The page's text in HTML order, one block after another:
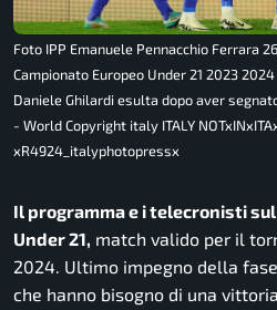
Foto IPP Emanuele Pennacchio Ferrara
Campionato Europeo Under 21 2023
Daniele Ghilardi esulta dopo aver
- World Copyright italy ITALY
xR4924_italyphotopressx
Il programma e i telecronisti
Under 21, match valido per il
2024. Ultimo impegno della
che hanno bisogno di una